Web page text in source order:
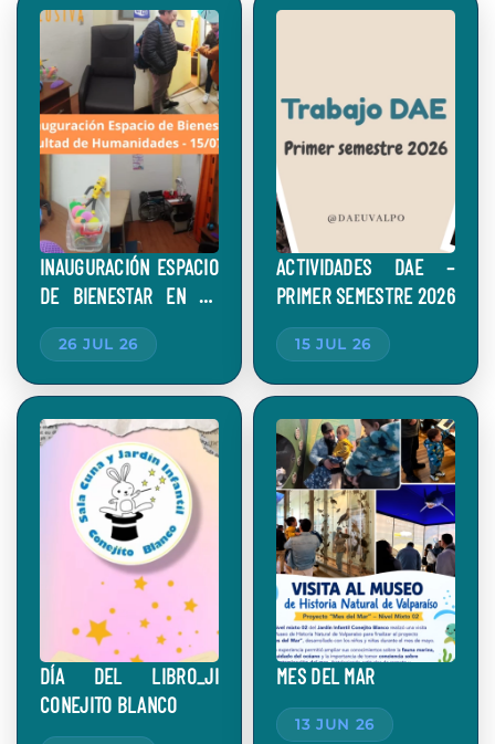
INAUGURACIÓN ESPACIO
DE BIENESTAR EN LA
FACULTAD DE
HUMANIDADES
26 JUL 26
ACTIVIDADES DAE –
PRIMER SEMESTRE 2026
15 JUL 26
DÍA DEL LIBRO_JI
CONEJITO BLANCO
MES DEL MAR
13 JUN 26